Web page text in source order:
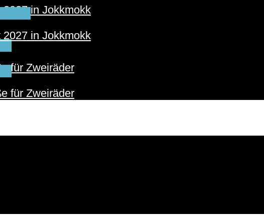
in Jokkmokk
für Zweiräder
in Jokkmokk
für Zweiräder